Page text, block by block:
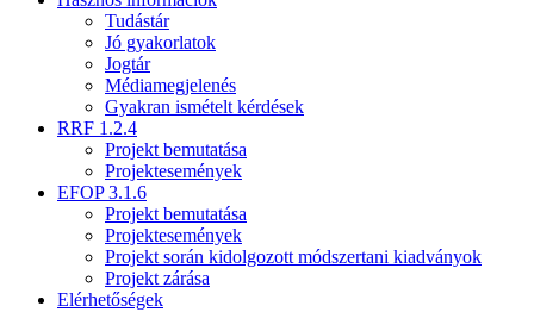
Tudástár
Jó gyakorlatok
Jogtár
Médiamegjelenés
Gyakran ismételt kérdések
RRF 1.2.4
Projekt bemutatása
Projektesemények
EFOP 3.1.6
Projekt bemutatása
Projektesemények
Projekt során kidolgozott módszertani kiadványok
Projekt zárása
Elérhetőségek